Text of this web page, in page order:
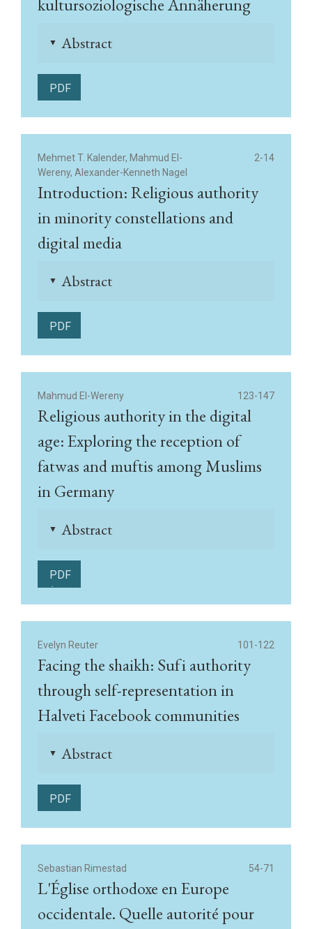
▲ Abstract
PDF
Mehmet T. Kalender, Mahmud El-
Wereny, Alexander-Kenneth Nagel
2-14
Introduction: Religious authority
in minority constellations and
digital media
▲ Abstract
PDF
(English)
Mahmud El-Wereny 123-147
Religious authority in the digital
age: Exploring the reception of
fatwas and muftis among Muslims
in Germany
▲ Abstract
PDF
(English)
Evelyn Reuter 101-122
Facing the shaikh: Sufi authority
through self-representation in
Halveti Facebook communities
▲ Abstract
PDF
Sebastian Rimestad 54-71
L'Église orthodoxe en Europe
occidentale. Quelle autorité pour